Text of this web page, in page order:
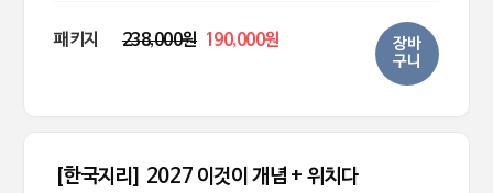
패키지 238,000원 190,000원
장바
구니
[한국지리] 2027 이것이 개념 + 위치다